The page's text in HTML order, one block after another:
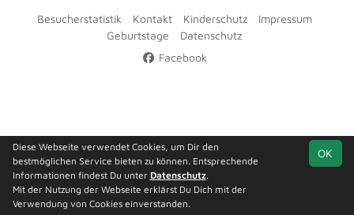
Besucherstatistik Kontakt Kinderschutz
Impressum
Geburtstage
Datenschutz
Facebook
OK
Diese Webseite verwendet Cookies, um Dir den
bestmöglichen Service bieten zu können. Entsprechende
Informationen findest Du unter Datenschutz.
Mit der Nutzung der Webseite erklärst Du Dich mit der
Verwendung von Cookies einverstanden.